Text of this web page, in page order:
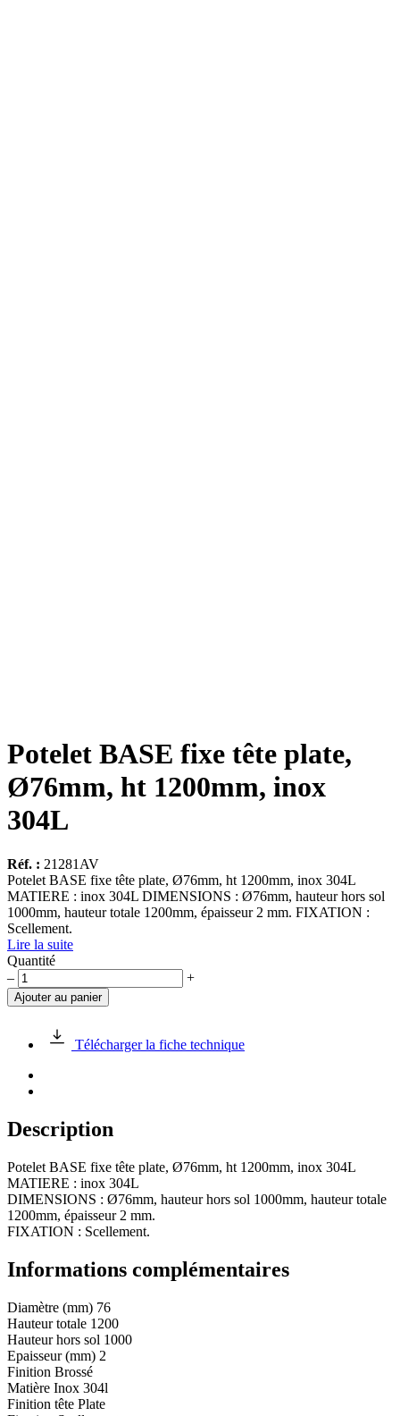
Potelet BASE fixe tête plate,
Ø76mm, ht 1200mm, inox
304L
Réf. : 21281AV
Potelet BASE fixe tête plate, Ø76mm, ht 1200mm, inox 304L
MATIERE : inox 304L DIMENSIONS : Ø76mm, hauteur hors sol
1000mm, hauteur totale 1200mm, épaisseur 2 mm. FIXATION :
Scellement.
Lire la suite
Quantité
quantité
de
Potelet
plate,
Ø76mm,
1200mm,
inox
– +
Ajouter au panier
Télécharger la fiche technique
Description
Potelet BASE fixe tête plate, Ø76mm, ht 1200mm, inox 304L
MATIERE : inox 304L
DIMENSIONS : Ø76mm, hauteur hors sol 1000mm, hauteur totale
1200mm, épaisseur 2 mm.
FIXATION : Scellement.
Informations complémentaires
Diamètre (mm) 76
Hauteur totale 1200
Hauteur hors sol 1000
Epaisseur (mm) 2
Finition Brossé
Matière Inox 304l
Finition tête Plate